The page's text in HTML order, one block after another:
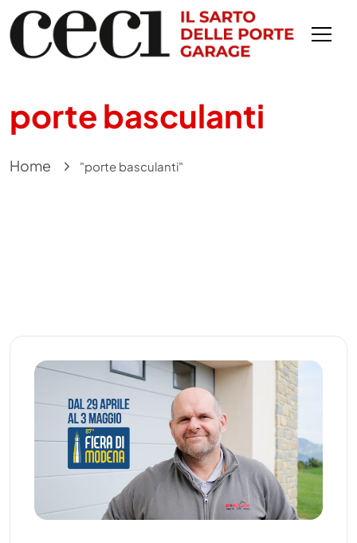
porte basculanti
Home "porte basculanti"